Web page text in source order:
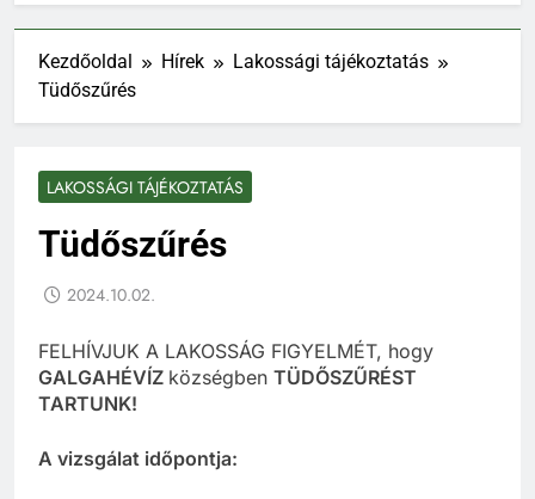
Kezdőoldal Hírek
Lakossági tájékoztatás
Tüdőszűrés
LAKOSSÁGI TÁJÉKOZTATÁS
Tüdőszűrés
2024.10.02.
FELHÍVJUK A LAKOSSÁG FIGYELMÉT, hogy
GALGAHÉVÍZ községben TÜDŐSZŰRÉST
TARTUNK!
A vizsgálat időpontja: